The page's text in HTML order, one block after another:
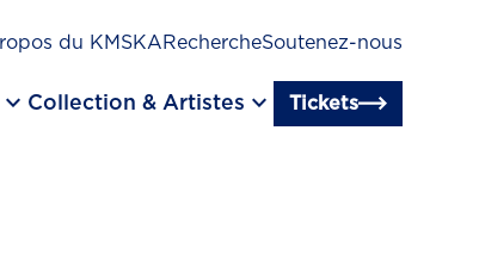
du KMSKARechercheSoutenez-nous
keyboard_arrow_down Collection & Artistes keyboard_arrow_down Tickets